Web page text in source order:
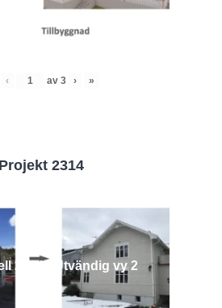
‹ av 3 › »
Projekt 2314
2314 - Utvändig vy 2